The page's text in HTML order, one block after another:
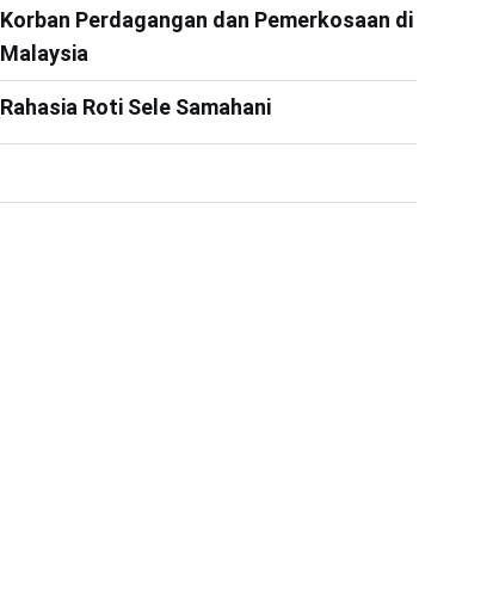
Korban Perdagangan dan Pemerkosaan di
Malaysia
Rahasia Roti Sele Samahani